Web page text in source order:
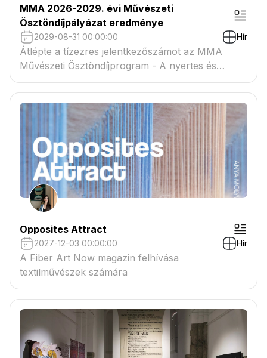
MMA 2026-2029. évi Művészeti
Ösztöndíjpályázat eredménye
2029-08-31 00:00:00 Hír
Átlépte a tízezres jelentkezőszámot az MMA
Művészeti Ösztöndíjprogram - A nyertes és
tartaléklistás pályázók névsora megtekinthető a
csatolmányban
Opposites Attract
2027-12-03 00:00:00 Hír
A Fiber Art Now magazin felhívása
textilművészek számára